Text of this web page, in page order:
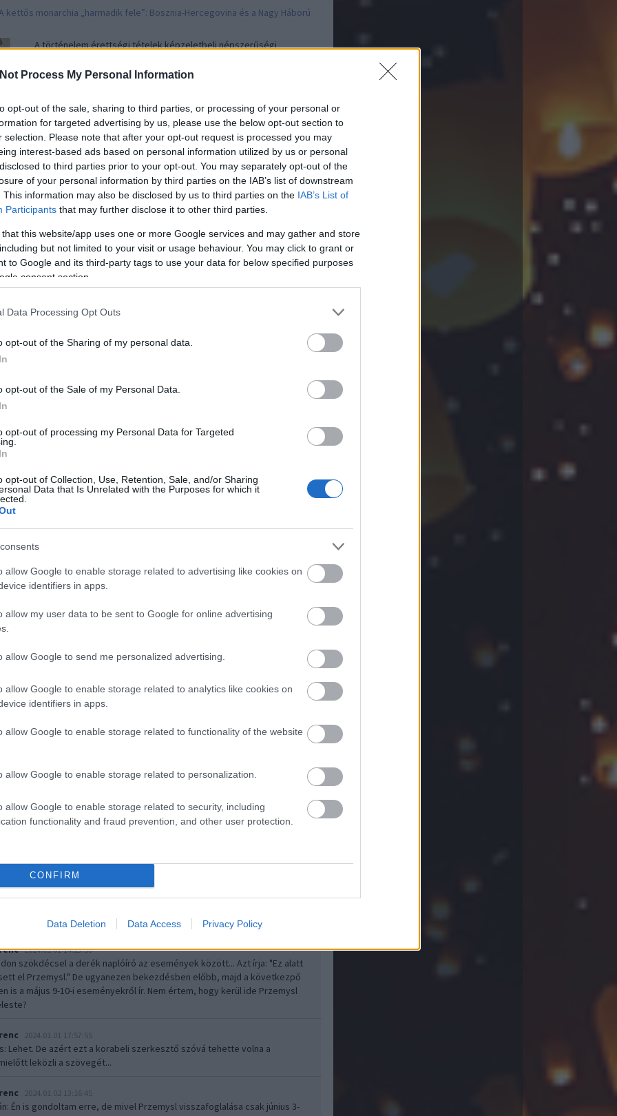
Process My Personal Information
opt-out of the sale, sharing to third parties, or processing of your personal or
for targeted advertising by us, please use the below opt-out section to
selection. Please note that after your opt-out request is processed you may
interest-based ads based on personal information utilized by us or personal
to third parties prior to your opt-out. You may separately opt-out of the
of your personal information by third parties on the IAB’s list of downstream
This information may also be disclosed by us to third parties on the IAB’s List of
Participants that may further disclose it to other third parties.
that this website/app uses one or more Google services and may gather and store
but not limited to your visit or usage behaviour. You may click to grant or
to Google and its third-party tags to use your data for below specified purposes
consent section.
Data Processing Opt Outs
opt-out of the Sharing of my personal data.
opt-out of the Sale of my Personal Data.
opt-out of processing my Personal Data for Targeted
opt-out of Collection, Use, Retention, Sale, and/or Sharing
Data that Is Unrelated with the Purposes for which it
allow Google to enable storage related to advertising like cookies on
identifiers in apps.
allow my user data to be sent to Google for online advertising
allow Google to send me personalized advertising.
allow Google to enable storage related to analytics like cookies on
identifiers in apps.
allow Google to enable storage related to functionality of the website
allow Google to enable storage related to personalization.
allow Google to enable storage related to security, including
functionality and fraud prevention, and other user protection.
CONFIRM
Data Deletion Data Access Privacy Policy
kettős monarchia „harmadik fele”: Bosznia-Hercegovina és a Nagy Háború
A történelem érettségi tételek képzeletbeli népszerűségi
Magyar Monarchia felépítésével és működésével kapcsolatos
többségének is…..
2024.01.28 20:10:03
: Valóban kiváló munka. Legújabban pedig ugyanehhez:
ekonyvek/tortenelem/magyar-tortenelem/csaplar-
nekunk_nincsenek_gyarmataink_es_hoditasi_szandekaink_-
2024.01.29 10:15:58
: Én nem tudok 1878-as elmaradt felosztásról... A berlini kongresszus
nyara) lényegében nagyhatalmi konszenzus volt abban a kérdésben,
ellenezte a dolgot, de nem volt esélye rá, hogy megakadályozza annak
: Az persze igaz, hogy Szerbia és Montenegró szívesen osztozott volna
alakulnak, ebből az alkalomból ismét trónörökösi szemlét
kapnak, ahol igazán jó benyomást keltenek. Október 20-án
a XVIII. hadtest székhelye volt) helyesen Rudnia (ma Rudnya, Ukrajna)
szép lovas feladatok voltak ezek…” 2024.01.08 07:00:00
1915 nyarán Galíciában a nyolcas huszárok ismét
üldözés során több találkozóharcot vívnak, veszteségeket is
szenvednek. Véletlenszerűen…..
Plusz még ott az ittas vezetés...
„Mi is kezdtünk puskaport szagolni…” 2024.01.01 07:00:00
lovakról, hiszen a háború jellege alapjaiban változott meg. Be
kell bújniuk a lövészárokba, először csak gyakorlatképpen,
később már gyalogsági feladatokat is kapnak. Ráadásul…..
2024.01.01 14:23:50
szökdécsel a derék naplóíró az események között... Azt írja: "Ez alatt
el Przemysl." De ugyanezen bekezdésben előbb, majd a következpő
is a május 9-10-i eseményekről ír. Nem értem, hogy kerül ide Przemysl
2024.01.01 17:57:55
: Lehet. De azért ezt a korabeli szerkesztő szóvá tehette volna a
leközli a szövegét...
2024.01.02 13:16:45
: Én is gondoltam erre, de mivel Przemysl visszafoglalása csak június 3-